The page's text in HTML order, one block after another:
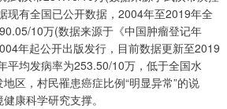
现有全国已公开数据，2004年至2019年全
10万(数据来源于《中国肿瘤登记年
年起公开出版发行，目前数据更新至2019
平均发病率为253.50/10万，低于全国水
区，村民罹患癌症比例“明显异常”的说
康科学研究支撑。